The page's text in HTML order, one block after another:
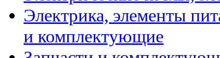
Электрика, элементы
и комплектующие